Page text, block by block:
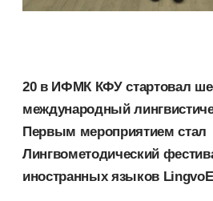
20 в ИФМК КФУ стартовал
международный
Первым мероприятием стал
Лингвометодический
иностранных языков